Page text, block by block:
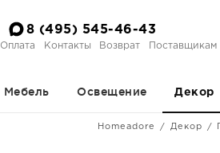
8 (495) 545-46-43
Оплата Контакты Возврат Поставщикам
Мебель Освещение Декор
Homeadore Декор